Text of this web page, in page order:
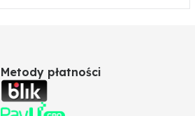
Metody płatności